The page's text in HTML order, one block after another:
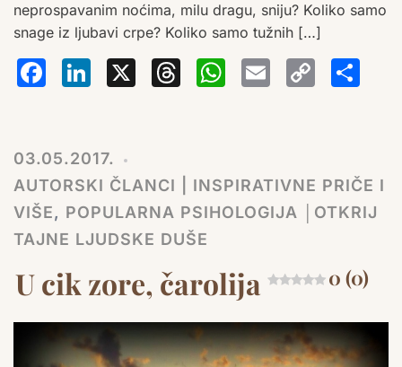
neprospavanim noćima, milu dragu, sniju? Koliko samo
snage iz ljubavi crpe? Koliko samo tužnih […]
Facebook
LinkedIn
X Threads
Email
03.05.2017.
AUTORSKI ČLANCI | INSPIRATIVNE PRIČE I
VIŠE, POPULARNA PSIHOLOGIJA │OTKRIJ
TAJNE LJUDSKE DUŠE
U cik zore, čarolija 0 (0)